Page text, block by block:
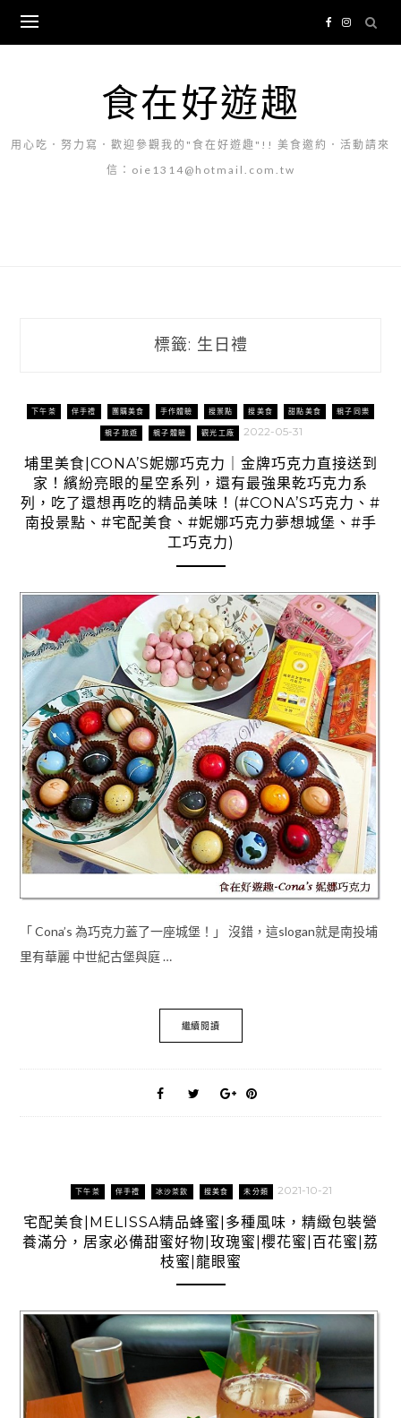
content
食在好遊趣
用心吃．努力寫．歡迎參觀我的"食在好遊趣"!! 美食邀約．活動請來
信：oie1314@hotmail.com.tw
標籤: 生日禮
下午茶 伴手禮 團購美食 手作體驗 搜景點 搜美食 甜點美食 親子同樂
親子旅遊 親子體驗 觀光工廠 2022-05-31
埔里美食|CONA’S妮娜巧克力｜金牌巧克力直接送到
家！繽紛亮眼的星空系列，還有最強果乾巧克力系
列，吃了還想再吃的精品美味！(#CONA’S巧克力、#
南投景點、#宅配美食、#妮娜巧克力夢想城堡、#手
工巧克力)
「 Cona’s 為巧克力蓋了一座城堡！」 沒錯，這slogan就是南投埔
里有華麗 中世紀古堡與庭 …
繼續閱讀
下午茶 伴手禮 冰沙茶飲 搜美食 未分類 2021-10-21
宅配美食|MELISSA精品蜂蜜|多種風味，精緻包裝營
養滿分，居家必備甜蜜好物|玫瑰蜜|櫻花蜜|百花蜜|荔
枝蜜|龍眼蜜